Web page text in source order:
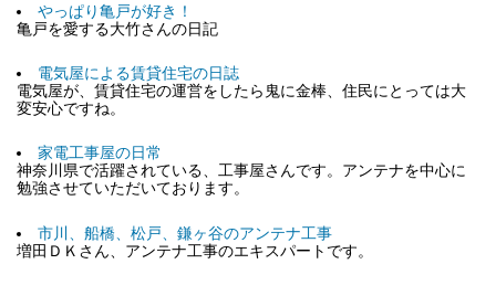
やっぱり亀戸が好き！
亀戸を愛する大竹さんの日記
電気屋による賃貸住宅の日誌
電気屋が、賃貸住宅の運営をしたら鬼に金棒、住民にとっては大
変安心ですね。
家電工事屋の日常
神奈川県で活躍されている、工事屋さんです。アンテナを中心に
勉強させていただいております。
市川、船橋、松戸、鎌ヶ谷のアンテナ工事
増田ＤＫさん、アンテナ工事のエキスパートです。